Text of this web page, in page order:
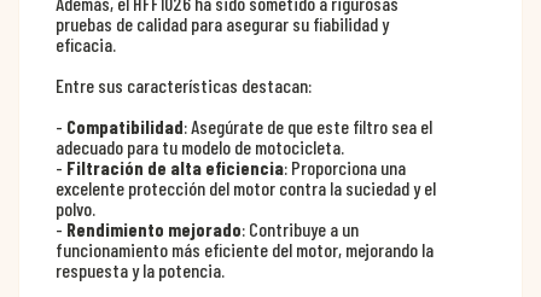
pruebas de calidad para asegurar su fiabilidad y
eficacia.
Entre sus características destacan:
- Compatibilidad: Asegúrate de que este filtro sea el
adecuado para tu modelo de motocicleta.
- Filtración de alta eficiencia: Proporciona una
excelente protección del motor contra la suciedad y el
polvo.
- Rendimiento mejorado: Contribuye a un
funcionamiento más eficiente del motor, mejorando la
respuesta y la potencia.